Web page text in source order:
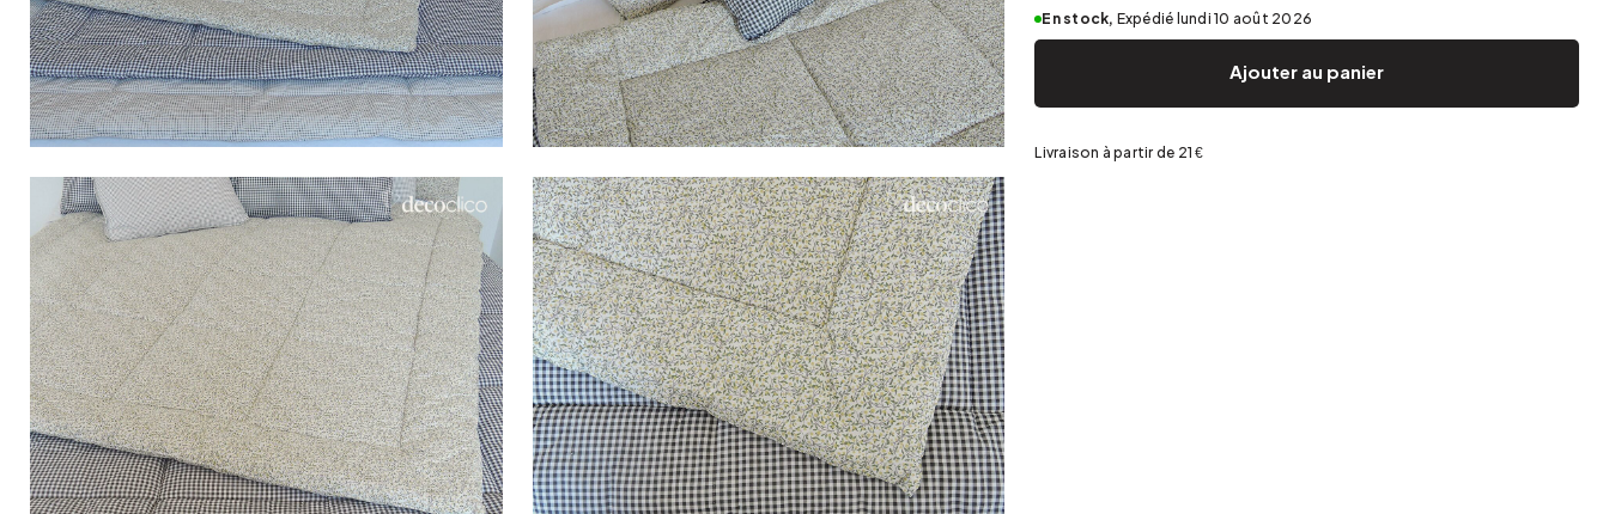
Bistrot
Bord de mer
Brocante
Contemporain
Esprit Haussmannien
Grand hôtel
Naturel
Velours
Bois blond
Papier mâché
Verre
Zinc et galva
Argenté
En stock, Expédié lundi 10 août 2026
Ajouter au panier
Livraison à partir de 21 €